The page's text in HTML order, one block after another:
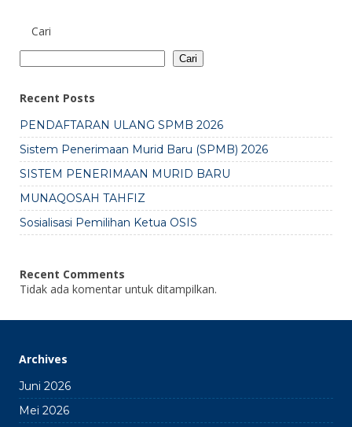
Cari
Cari
Recent Posts
PENDAFTARAN ULANG SPMB 2026
Sistem Penerimaan Murid Baru (SPMB) 2026
SISTEM PENERIMAAN MURID BARU
MUNAQOSAH TAHFIZ
Sosialisasi Pemilihan Ketua OSIS
Recent Comments
Tidak ada komentar untuk ditampilkan.
Archives
Juni 2026
Mei 2026